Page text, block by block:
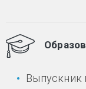
Выпускник